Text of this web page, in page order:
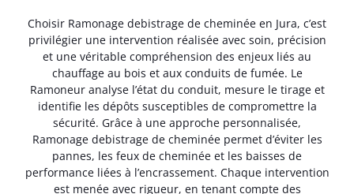
Choisir Ramonage debistrage de cheminée en Jura, c’est
privilégier une intervention réalisée avec soin, précision
et une véritable compréhension des enjeux liés au
chauffage au bois et aux conduits de fumée. Le
Ramoneur analyse l’état du conduit, mesure le tirage et
identifie les dépôts susceptibles de compromettre la
sécurité. Grâce à une approche personnalisée,
Ramonage debistrage de cheminée permet d’éviter les
pannes, les feux de cheminée et les baisses de
performance liées à l’encrassement. Chaque intervention
est menée avec rigueur, en tenant compte des